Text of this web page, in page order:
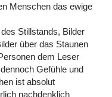
Menschen das ewige
Stillstands, Bilder
über das Staunen
dem Leser
Gefühle und
ist absolut
nachdenklich